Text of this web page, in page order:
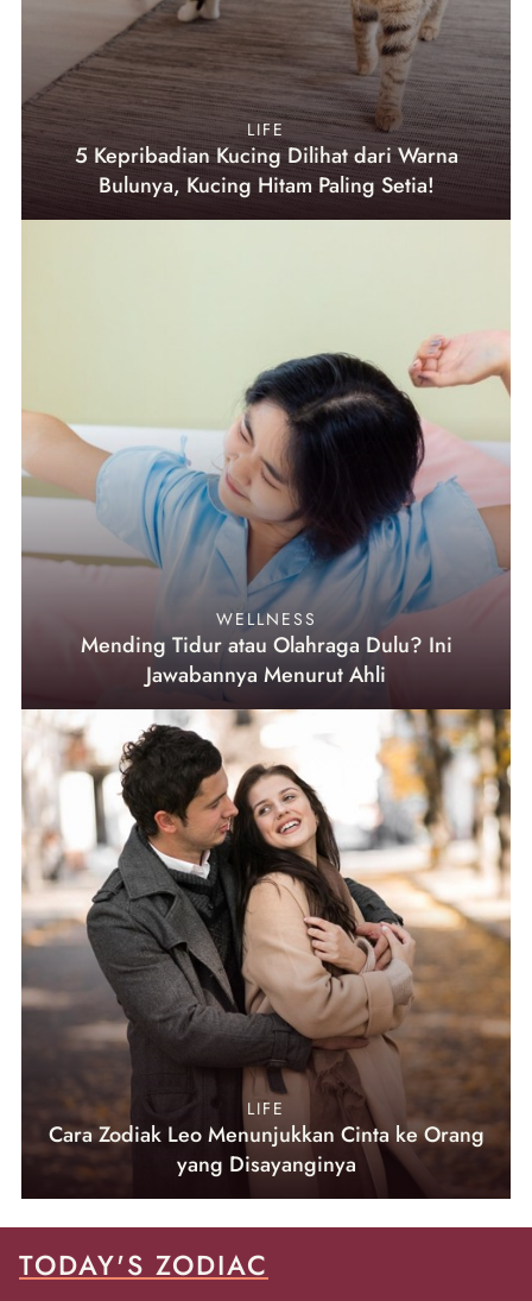
LIFE
5 Kepribadian Kucing Dilihat dari Warna
Bulunya, Kucing Hitam Paling Setia!
WELLNESS
Mending Tidur atau Olahraga Dulu? Ini
Jawabannya Menurut Ahli
LIFE
Cara Zodiak Leo Menunjukkan Cinta ke Orang
yang Disayanginya
TODAY'S ZODIAC